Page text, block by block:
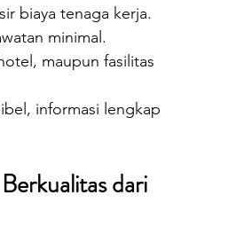
biaya tenaga kerja.
minimal.
maupun fasilitas
informasi lengkap
dari